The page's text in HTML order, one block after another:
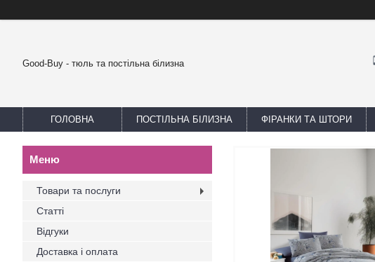
Good-Buy - тюль та постільна білизна
ГОЛОВНА ПОСТІЛЬНА БІЛИЗНА ФІРАНКИ ТА ШТОРИ
Товари та послуги
Статті
Відгуки
Доставка і оплата